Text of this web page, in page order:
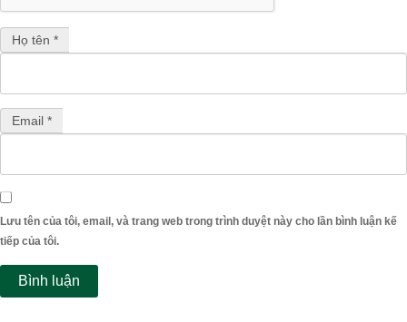
Họ tên *
Email *
Lưu tên của tôi, email, và trang web trong trình duyệt này cho lần bình luận kế
tiếp của tôi.